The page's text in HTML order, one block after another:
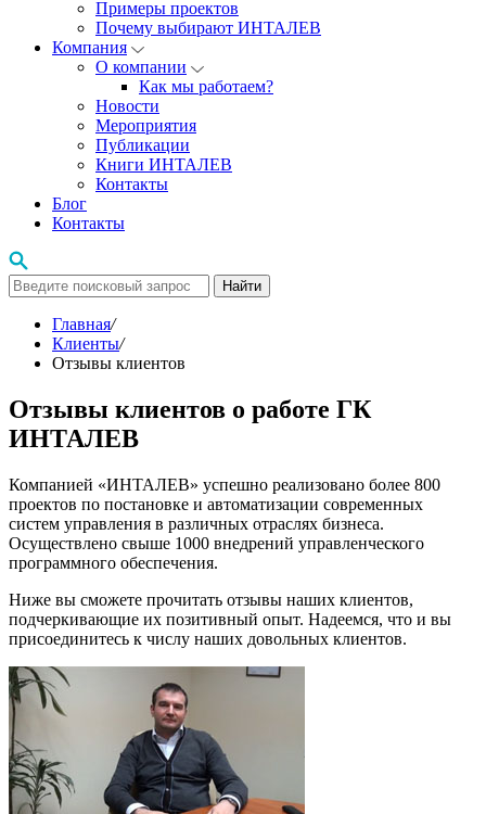
Примеры проектов
Почему выбирают ИНТАЛЕВ
Компания
О компании
Как мы работаем?
Новости
Мероприятия
Публикации
Книги ИНТАЛЕВ
Контакты
Блог
Контакты
Найти
Главная/
Клиенты/
Отзывы клиентов
Отзывы клиентов о работе ГК
ИНТАЛЕВ
Компанией «ИНТАЛЕВ» успешно реализовано более 800
проектов по постановке и автоматизации современных
систем управления в различных отраслях бизнеса.
Осуществлено свыше 1000 внедрений управленческого
программного обеспечения.
Ниже вы сможете прочитать отзывы наших клиентов,
подчеркивающие их позитивный опыт. Надеемся, что и вы
присоединитесь к числу наших довольных клиентов.